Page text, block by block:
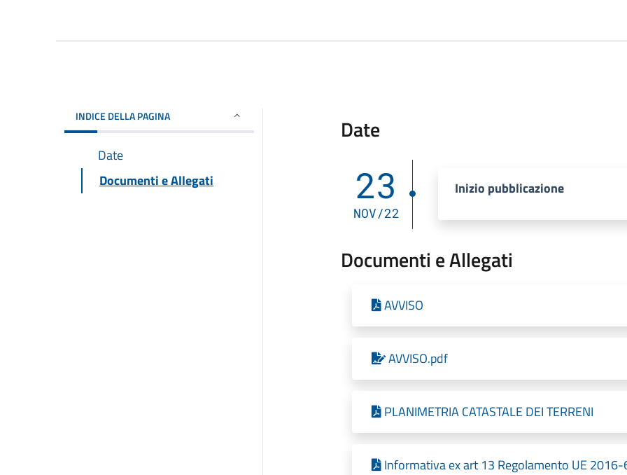
INDICE DELLA PAGINA
Date
Documenti e Allegati
Date
23
NOV/22
Inizio pubblicazione
Documenti e Allegati
AVVISO
AVVISO.pdf
PLANIMETRIA CATASTALE DEI TERRENI
Informativa ex art 13 Regolamento UE